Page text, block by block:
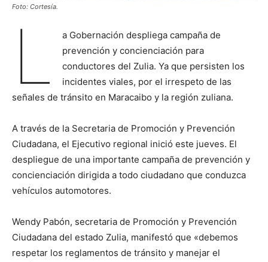
Foto: Cortesía.
L
a Gobernación despliega campaña de
prevención y concienciación para
conductores del Zulia. Ya que persisten los
incidentes viales, por el irrespeto de las
señales de tránsito en Maracaibo y la región zuliana.
A través de la Secretaria de Promoción y Prevención
Ciudadana, el Ejecutivo regional inició este jueves. El
despliegue de una importante campaña de prevención y
concienciación dirigida a todo ciudadano que conduzca
vehículos automotores.
Wendy Pabón, secretaria de Promoción y Prevención
Ciudadana del estado Zulia, manifestó que «debemos
respetar los reglamentos de tránsito y manejar el